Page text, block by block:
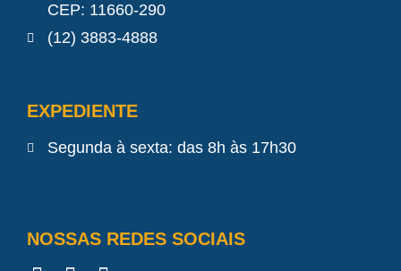
CEP: 11660-290
(12) 3883-4888
EXPEDIENTE
Segunda à sexta: das 8h às 17h30
NOSSAS REDES SOCIAIS